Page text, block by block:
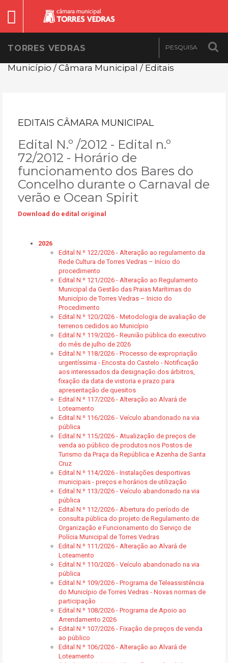
TORRES VEDRAS
Município / Câmara Municipal / Editais
EDITAIS CÂMARA MUNICIPAL
Edital N.º /2012 - Edital n.º
72/2012 - Horário de
funcionamento dos Bares do
Concelho durante o Carnaval de
verão e Ocean Spirit
Download do edital original
2026
Edital N.º 122/2026 - Alteração ao regulamento da
Rede Cultura de Torres Vedras – Início do
procedimento
Edital N.º 121/2026 - Alteração ao Regulamento
Municipal da Gestão das Praias Marítimas do
Município de Torres Vedras – Inicio do
Procedimento
Edital N.º 120/2026 - Metodologia de avaliação de
terrenos cedidos ao Município
Edital N.º 119/2026 - Reunião pública do executivo
do mês de julho de 2026
Edital N.º 118/2026 - Processo de expropriação
urgentíssima - Encosta do Castelo - Notificação
aos interessados da designação dos árbitros,
fixação da data de vistoria e prazo para
apresentação de quesitos
Edital N.º 117/2026 - Alteração ao Alvará de
Loteamento
Edital N.º 116/2026 - Veículo abandonado na via
pública
Edital N.º 115/2026 - Atualização de preços de
venda ao público de produtos nos Postos de
Turismo da Praça da República e Azenha de Santa
Cruz
Edital N.º 114/2026 - Instalações desportivas
municipais - preços e horários de utilização
Edital N.º 113/2026 - Veículo abandonado na via
pública
Edital N.º 112/2026 - Abertura do período de
consulta pública do projeto de Regulamento de
Organização e Funcionamento do Serviço de
Polícia Municipal de Torres Vedras
Edital N.º 111/2026 - Alteração ao Alvará de
Loteamento
Edital N.º 110/2026 - Veículo abandonado na via
pública
Edital N.º 109/2026 - Programa de Teleassistência
do Município de Torres Vedras - Novas normas de
participação
Edital N.º 108/2026 - Programa de Apoio ao
Arrendamento 2026
Edital N.º 107/2026 - Fixação de preços de venda
ao público
Edital N.º 106/2026 - Alteração ao Alvará de
Loteamento